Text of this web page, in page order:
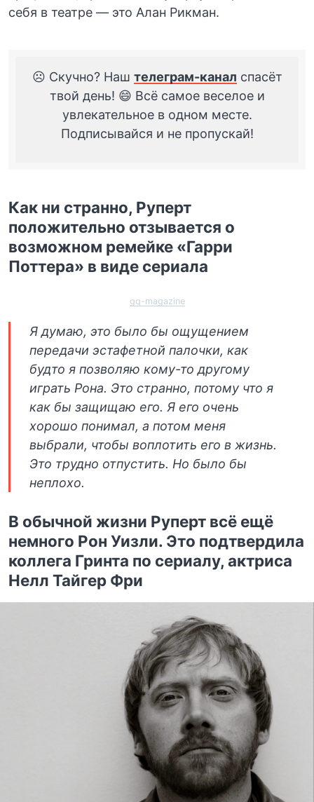
себя в театре — это Алан Рикман.
☹️ Скучно? Наш телеграм-канал спасёт
твой день! 😄 Всё самое веселое и
увлекательное в одном месте.
Подписывайся и не пропускай!
Как ни странно, Руперт
положительно отзывается о
возможном ремейке «Гарри
Поттера» в виде сериала
gq-magazine
Я думаю, это было бы ощущением
передачи эстафетной палочки, как
будто я позволяю кому-то другому
играть Рона. Это странно, потому что я
как бы защищаю его. Я его очень
хорошо понимал, а потом меня
выбрали, чтобы воплотить его в жизнь.
Это трудно отпустить. Но было бы
неплохо.
В обычной жизни Руперт всё ещё
немного Рон Уизли. Это подтвердила
коллега Гринта по сериалу, актриса
Нелл Тайгер Фри